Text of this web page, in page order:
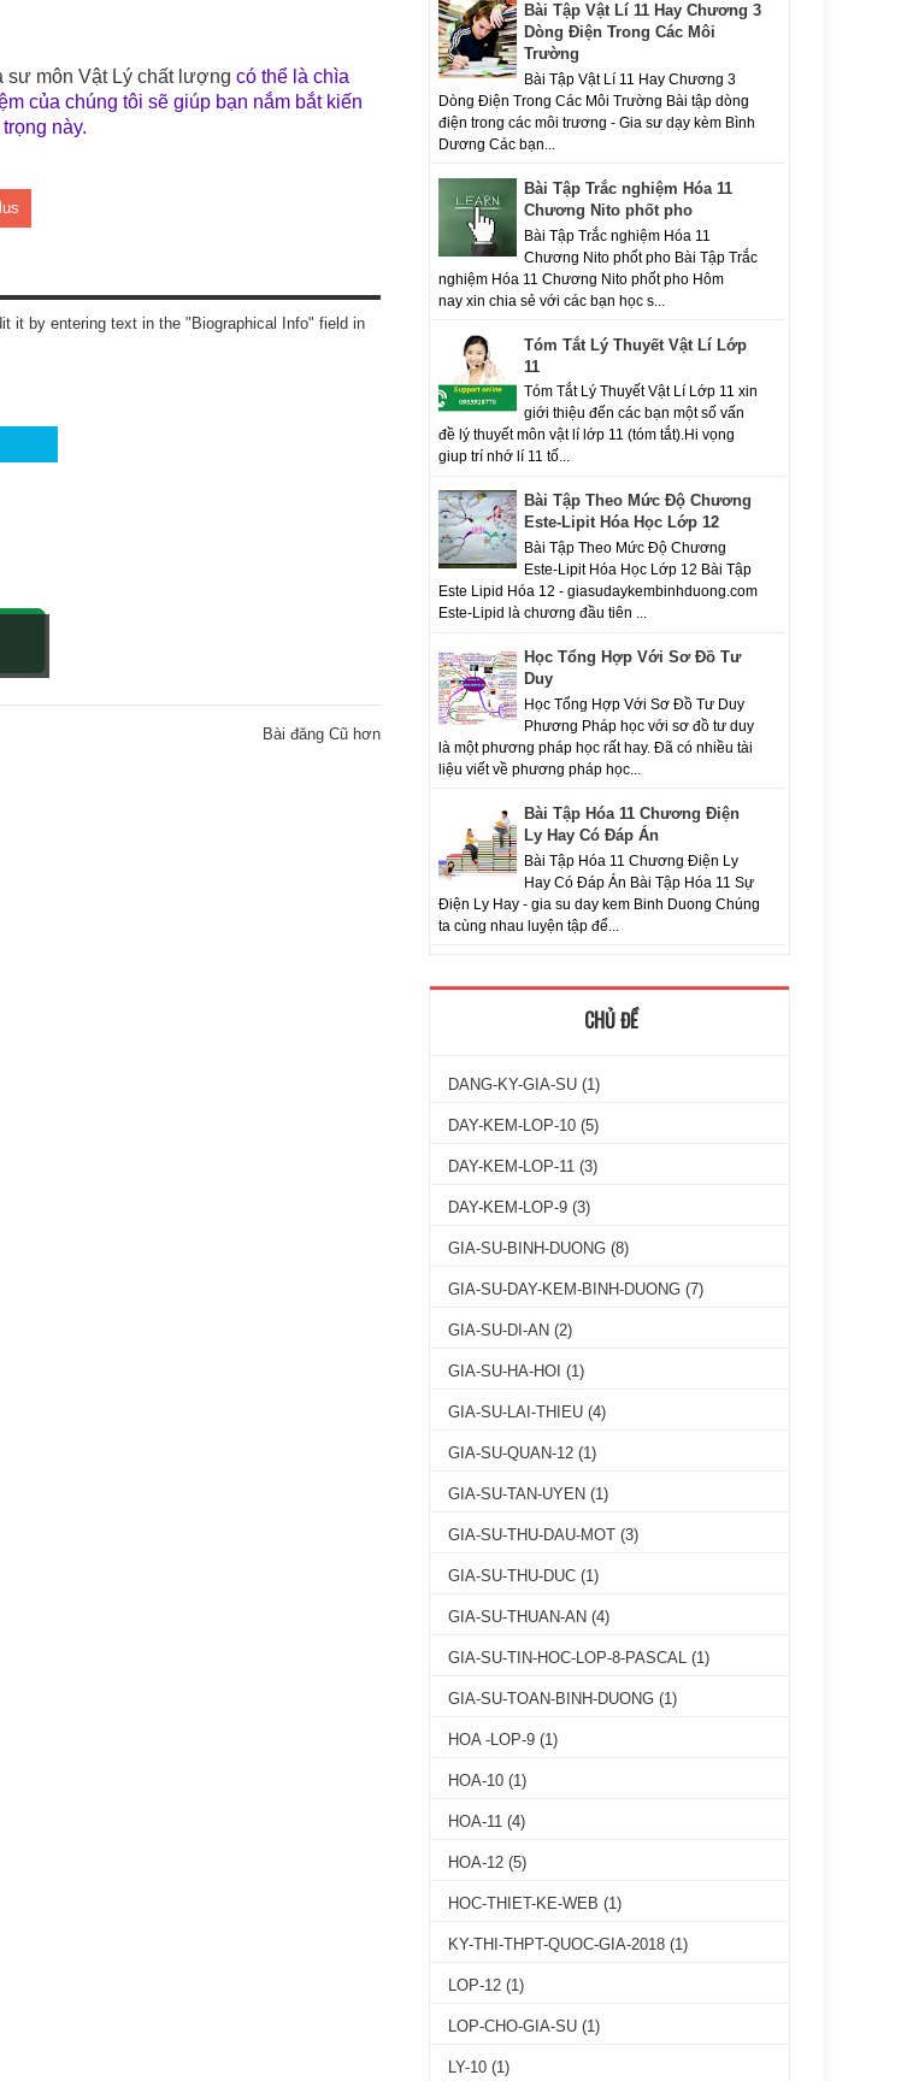
sư môn Vật Lý chất lượng có thể là chìa
của chúng tôi sẽ giúp bạn nắm bắt kiến
này.
it by entering text in the "Biographical Info" field in
Bài đăng Cũ hơn
Bài Tập Vật Lí 11 Hay Chương 3
Dòng Điện Trong Các Môi
Trường
Bài Tập Vật Lí 11 Hay Chương 3
Dòng Điện Trong Các Môi Trường Bài tập dòng
điện trong các môi trương - Gia sư dạy kèm Bình
Dương Các bạn...
Bài Tập Trắc nghiệm Hóa 11
Chương Nito phốt pho
Bài Tập Trắc nghiệm Hóa 11
Chương Nito phốt pho Bài Tập Trắc
nghiệm Hóa 11 Chương Nito phốt pho Hôm
nay xin chia sẻ với các bạn học s...
Tóm Tắt Lý Thuyết Vật Lí Lớp
11
Tóm Tắt Lý Thuyết Vật Lí Lớp 11 xin
giới thiệu đến các bạn một số vấn
đề lý thuyết môn vật lí lớp 11 (tóm tắt).Hi vọng
giup trí nhớ lí 11 tố...
Bài Tập Theo Mức Độ Chương
Este-Lipit Hóa Học Lớp 12
Bài Tập Theo Mức Độ Chương
Este-Lipit Hóa Học Lớp 12 Bài Tập
Este Lipid Hóa 12 - giasudaykembinhduong.com
Este-Lipid là chương đầu tiên ...
Học Tổng Hợp Với Sơ Đồ Tư
Duy
Học Tổng Hợp Với Sơ Đồ Tư Duy
Phương Pháp học với sơ đồ tư duy
là một phương pháp học rất hay. Đã có nhiều tài
liệu viết về phương pháp học...
Bài Tập Hóa 11 Chương Điện
Ly Hay Có Đáp Án
Bài Tập Hóa 11 Chương Điện Ly
Hay Có Đáp Án Bài Tập Hóa 11 Sự
Điện Ly Hay - gia su day kem Binh Duong Chúng
ta cùng nhau luyện tập để...
CHỦ ĐỀ
DANG-KY-GIA-SU (1)
DAY-KEM-LOP-10 (5)
DAY-KEM-LOP-11 (3)
DAY-KEM-LOP-9 (3)
GIA-SU-BINH-DUONG (8)
GIA-SU-DAY-KEM-BINH-DUONG (7)
GIA-SU-DI-AN (2)
GIA-SU-HA-HOI (1)
GIA-SU-LAI-THIEU (4)
GIA-SU-QUAN-12 (1)
GIA-SU-TAN-UYEN (1)
GIA-SU-THU-DAU-MOT (3)
GIA-SU-THU-DUC (1)
GIA-SU-THUAN-AN (4)
GIA-SU-TIN-HOC-LOP-8-PASCAL (1)
GIA-SU-TOAN-BINH-DUONG (1)
HOA -LOP-9 (1)
HOA-10 (1)
HOA-11 (4)
HOA-12 (5)
HOC-THIET-KE-WEB (1)
KY-THI-THPT-QUOC-GIA-2018 (1)
LOP-12 (1)
LOP-CHO-GIA-SU (1)
LY-10 (1)